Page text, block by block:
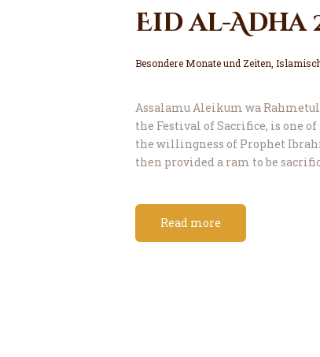
Eid al-Adha
Besondere Monate und Zeiten,
Assalamu Aleikum wa
the Festival of Sacrifice, is one
the willingness of Prophet
then provided a ram to be
Read more